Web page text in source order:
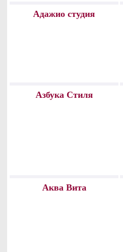
Адажио студия
Азбука Стиля
Аква Вита